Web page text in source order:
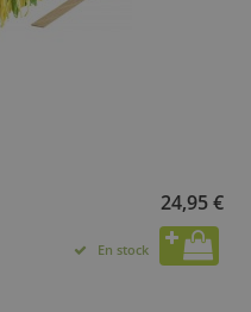
24,95 €
En stock